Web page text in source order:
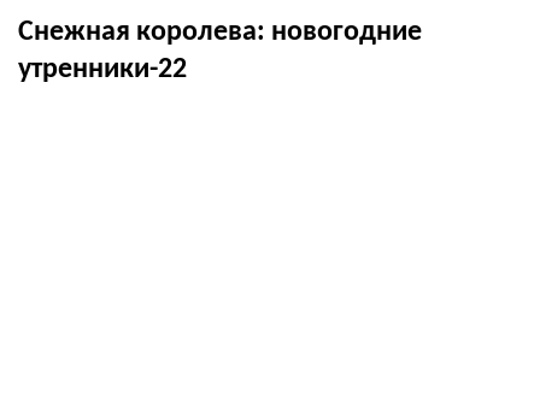
Снежная королева: новогодние
утренники-22